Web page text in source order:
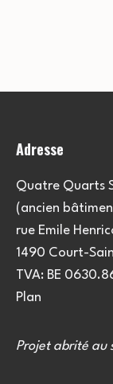
Adresse
Quatre Quarts
(ancien
rue Emile
1490 Court-
TVA: BE
Plan
Projet abrité au